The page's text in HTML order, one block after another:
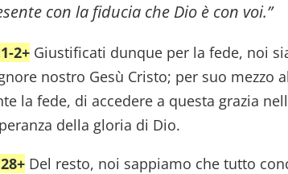
con la fiducia che Dio è con voi.”
2+ Giustificati dunque per la fede, noi
nostro Gesù Cristo; per suo mezzo
la fede, di accedere a questa grazia
della gloria di Dio.
Del resto, noi sappiamo che tutto